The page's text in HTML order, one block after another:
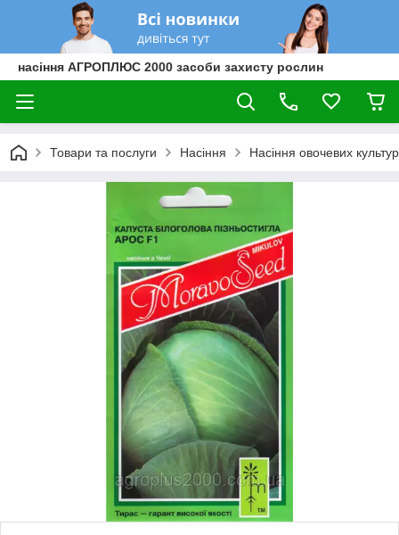
насіння АГРОПЛЮС 2000 засоби захисту рослин
Товари та послуги Насіння Насіння овочевих культур